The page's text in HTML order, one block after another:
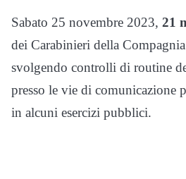
Sabato 25 novembre 2023, 21
dei Carabinieri della
svolgendo controlli di routine
presso le vie di comunicazione
in alcuni esercizi pubblici.